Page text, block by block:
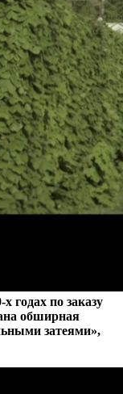
годах по заказу
обширная
затеями»,